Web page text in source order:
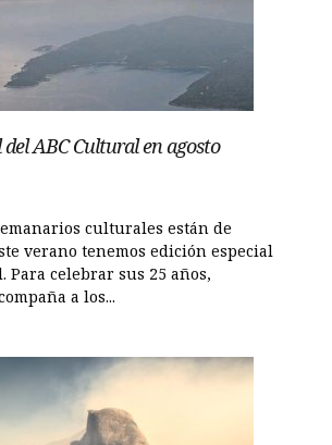
del ABC Cultural en agosto
culturales están de
verano tenemos edición especial
Para celebrar sus 25 años,
a los...